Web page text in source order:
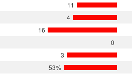
11
4
16
0
3
53%